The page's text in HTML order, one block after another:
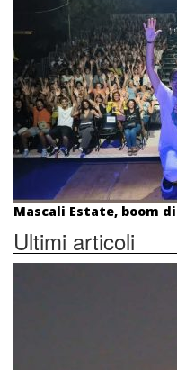
Mascali Estate, boom
Ultimi articoli